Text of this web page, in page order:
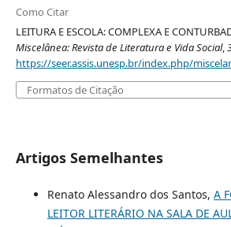
Como Citar
LEITURA E ESCOLA: COMPLEXA E
Miscelânea: Revista de Literatura e Vida Social,
https://seer.assis.unesp.br/index.php/
Formatos de Citação
Artigos Semelhantes
Renato Alessandro dos Santos, A
LEITOR LITERÁRIO NA SALA DE